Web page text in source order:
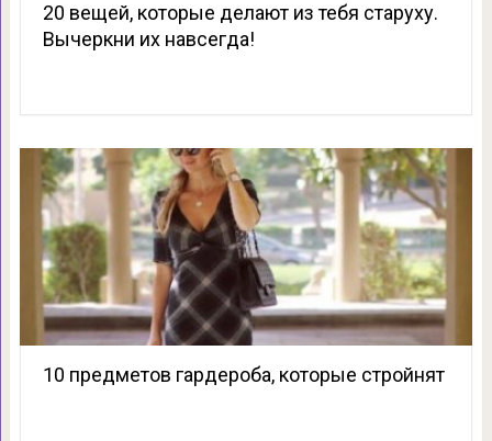
20 вещей, которые делают из тебя старуху.
Вычеркни их навсегда!
10 предметов гардероба, которые стройнят